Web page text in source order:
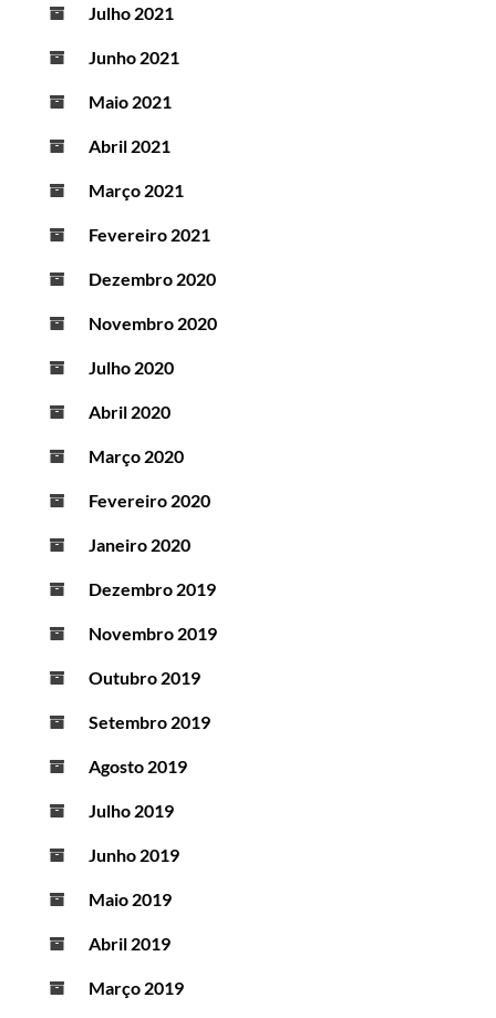
Julho 2021
Junho 2021
Maio 2021
Abril 2021
Março 2021
Fevereiro 2021
Dezembro 2020
Novembro 2020
Julho 2020
Abril 2020
Março 2020
Fevereiro 2020
Janeiro 2020
Dezembro 2019
Novembro 2019
Outubro 2019
Setembro 2019
Agosto 2019
Julho 2019
Junho 2019
Maio 2019
Abril 2019
Março 2019